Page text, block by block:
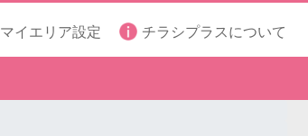
マイエリア設定 チラシプラスについて